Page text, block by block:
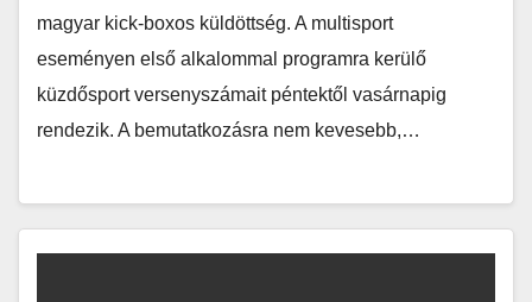
magyar kick-boxos küldöttség. A multisport
eseményen első alkalommal programra kerülő
küzdősport versenyszámait péntektől vasárnapig
rendezik. A bemutatkozásra nem kevesebb,…